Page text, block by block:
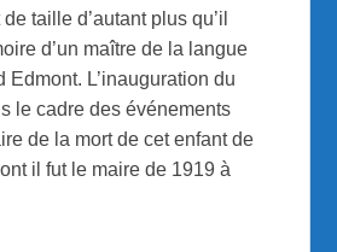
taille d’autant plus qu’il
d’un maître de la langue
Edmont. L’inauguration du
le cadre des événements
de la mort de cet enfant de
il fut le maire de 1919 à